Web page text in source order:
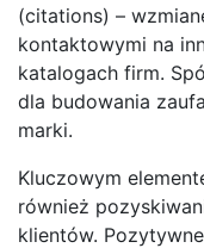
(citations) –
kontaktowymi na
katalogach firm.
dla budowania
marki.
Kluczowym
również
klientów.